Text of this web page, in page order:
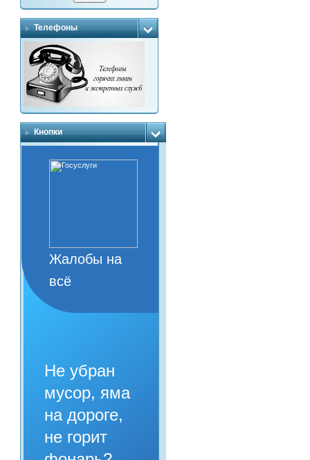
Телефоны
Кнопки
Жалобы на
всё
Не убран
мусор, яма
на дороге,
не горит